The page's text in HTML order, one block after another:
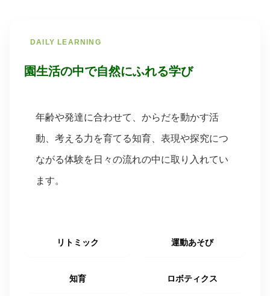
DAILY LEARNING
園生活の中で自然にふれる学び
年齢や発達に合わせて、からだを動かす活
動、考える力を育てる知育、表現や探究につ
ながる体験を日々の流れの中に取り入れてい
ます。
リトミック 運動あそび
知育 ロボティクス